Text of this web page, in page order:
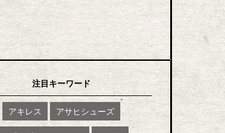
注目キーワード
アキレス アサヒシューズ